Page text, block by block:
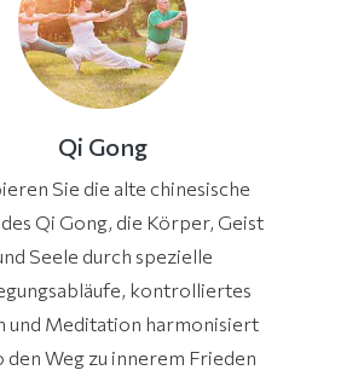
Qi Gong
Sie die alte chinesische
Qi Gong, die Körper, Geist
Seele durch spezielle
kontrolliertes
und Meditation harmonisiert
den Weg zu innerem Frieden